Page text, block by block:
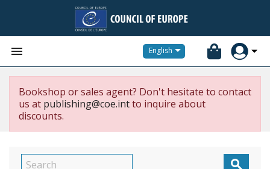
 English
Bookshop or sales agent? Don't hesitate to contact
us at publishing@coe.intto inquire about
discounts.
